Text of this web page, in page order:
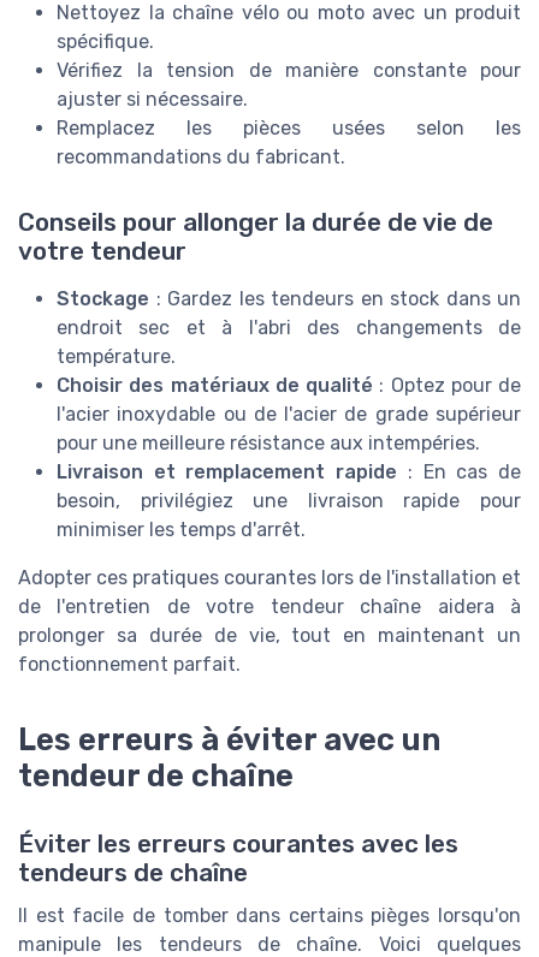
Nettoyez la chaîne vélo ou moto avec un produit
spécifique.
Vérifiez la tension de manière constante pour
ajuster si nécessaire.
Remplacez les pièces usées selon les
recommandations du fabricant.
Conseils pour allonger la durée de vie de
votre tendeur
Stockage : Gardez les tendeurs en stock dans un
endroit sec et à l'abri des changements de
température.
Choisir des matériaux de qualité : Optez pour de
l'acier inoxydable ou de l'acier de grade supérieur
pour une meilleure résistance aux intempéries.
Livraison et remplacement rapide : En cas de
besoin, privilégiez une livraison rapide pour
minimiser les temps d'arrêt.
Adopter ces pratiques courantes lors de l'installation et
de l'entretien de votre tendeur chaîne aidera à
prolonger sa durée de vie, tout en maintenant un
fonctionnement parfait.
Les erreurs à éviter avec un
tendeur de chaîne
Éviter les erreurs courantes avec les
tendeurs de chaîne
Il est facile de tomber dans certains pièges lorsqu'on
manipule les tendeurs de chaîne. Voici quelques